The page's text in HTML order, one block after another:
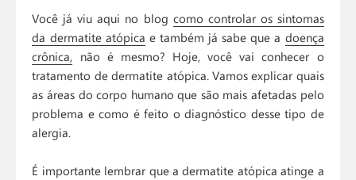
Você já viu aqui no blog como controlar os sintomas
da dermatite atópica e também já sabe que a doença
crônica, não é mesmo? Hoje, você vai conhecer o
tratamento de dermatite atópica. Vamos explicar quais
as áreas do corpo humano que são mais afetadas pelo
problema e como é feito o diagnóstico desse tipo de
alergia.
É importante lembrar que a dermatite atópica atinge a